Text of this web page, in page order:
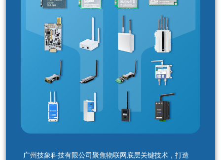
广州技象科技有限公司聚焦物联网底层关键技术，打造